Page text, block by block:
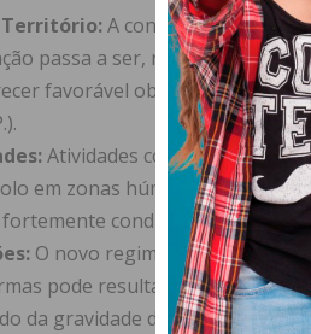
A construção em solo
passa a ser, regra geral,
favorável obrigatório do
Atividades como a
em zonas húmidas, ou
condicionadas a
O novo regime estabelece
pode resultar em sanções
da gravidade do impacto nos